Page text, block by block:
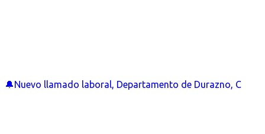
🔔Nuevo llamado laboral, Departamento de Durazno, C